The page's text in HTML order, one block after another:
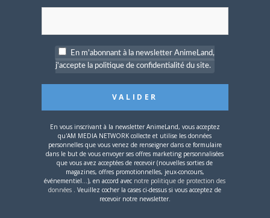
splendide, la qualité d'animation était
certains avaient une animation correcte
tandis que pour d'autres elle était
exceptionnelle, comme par exemple le
d'Argile: le premier avait une animation
Rien de tout cela dans Superman:
l'animation est sensationnelle sur
l'ensemble des épisodes et ne subit
aucune fluctuation, et les graphismes sont
homogènes sur tous les épisodes.
En m'abonnant à la newsletter AnimeLand,
j'accepte la politique de confidentialité du site.
En vous inscrivant à la newsletter AnimeLand, vous acceptez
qu'AM MEDIA NETWORK collecte et utilise les données
personnelles que vous venez de renseigner dans ce formulaire
dans le but de vous envoyer ses offres marketing personnalisées
que vous avez acceptées de recevoir (nouvelles sorties de
magazines, offres promotionnelles, jeux-concours,
événementiel...), en accord avec notre politique de protection des
données . Veuillez cocher la cases ci-dessus si vous acceptez de
recevoir notre newsletter.